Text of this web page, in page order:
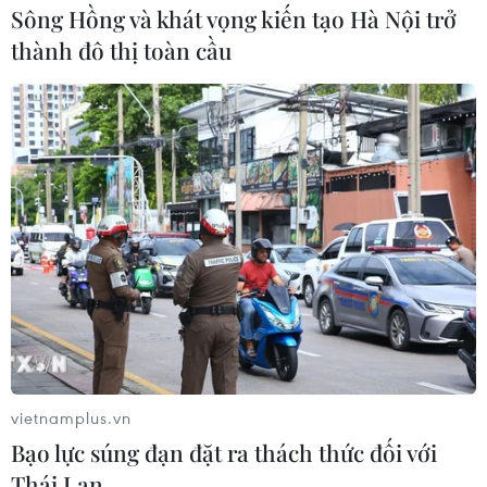
cứ quân sự thường trực với Mỹ
06/08/2026 00:06
Liên hợp quốc: Xung đột Ukraine trải
qua tháng đẫm máu nhất
05/08/2026 23:47
Đức điều tra vụ UAV gắn thuốc nổ
xuất hiện tại sân bay
05/08/2026 23:43
Bất ổn địa chính trị kìm hãm tăng
trưởng Eurozone
Sông Hồng và khát vọng kiến tạo Hà Nội trở
thành đô thị toàn cầu
vietnamplus.vn
Bạo lực súng đạn đặt ra thách thức đối với